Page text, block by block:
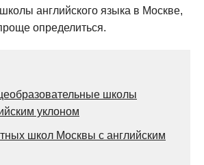
английского языка в Москве,
определиться.
школы
уклоном
школ Москвы с английским